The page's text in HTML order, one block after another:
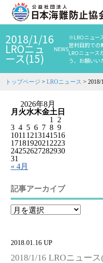
2018/1/16
LROニュ
ース(15)
NEWS
※LROニュー
営利目的での
LROニュース
う、お願いい
トップページ >LROニュース >
2026年8月
月 火水木金土 日
1
2
3 4 5 6 7 8 9
1011 1213141516
1718192021 2223
24252627282930
31
« 4月
記事アーカイブ
2018.01.16 UP
2018/1/16 LROニュース